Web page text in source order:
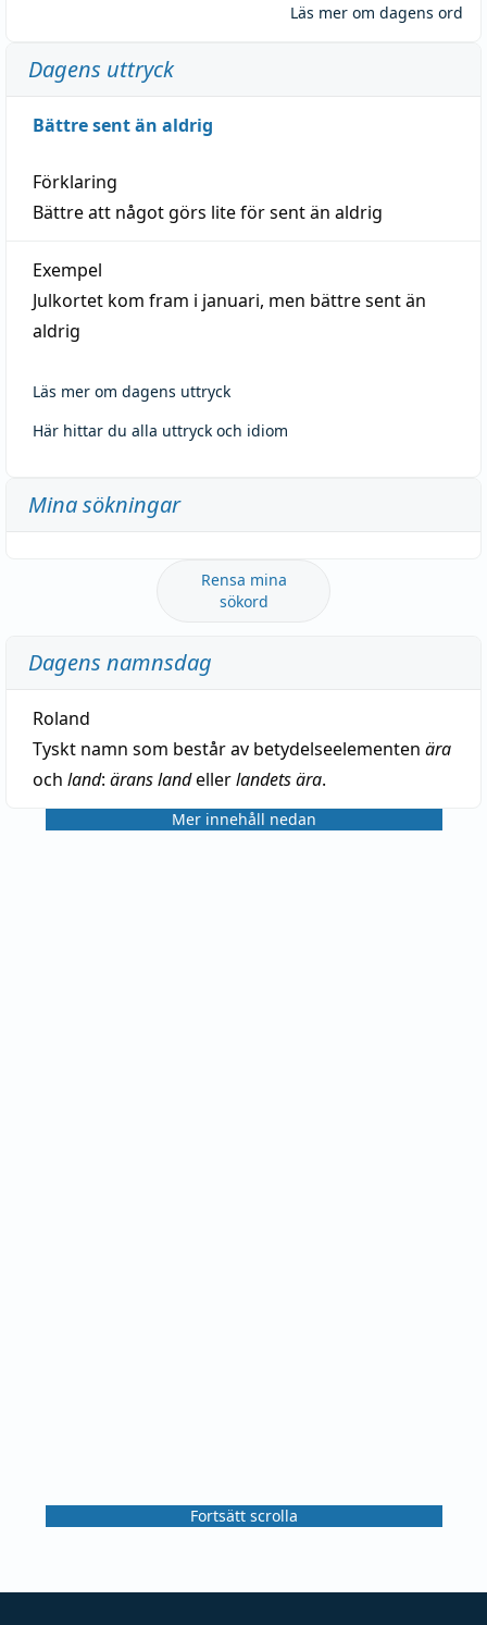
Läs mer om dagens ord
Dagens uttryck
Bättre sent än aldrig
Förklaring
Bättre att något görs lite för sent än aldrig
Exempel
Julkortet kom fram i januari, men bättre sent än
aldrig
Läs mer om dagens uttryck
Här hittar du alla uttryck och idiom
Mina sökningar
Rensa mina
sökord
Dagens namnsdag
Roland
Tyskt namn som består av betydelseelementen ära
och land: ärans landellerlandets ära.
Mer innehåll nedan
Fortsätt scrolla